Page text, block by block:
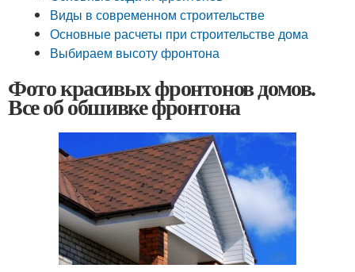
Виды в современном строительстве
Основные расчеты при строительстве дома
Выбираем высоту фронтона
Фото красивых фронтонов домов.
Все об обшивке фронтона